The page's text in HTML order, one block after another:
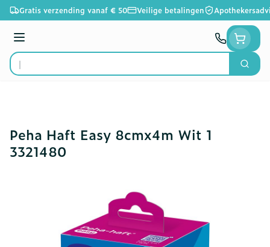
Ga naar de inhoud
Gratis verzending vanaf € 50 Veilige betalingen
Menu
Product, merk, categorie...
Zoek
Peha Haft Easy 8cmx4m Wit 1
3321480